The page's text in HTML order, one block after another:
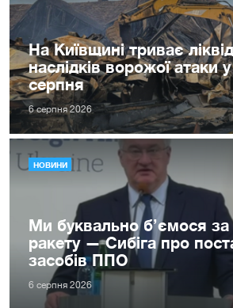
На Київщині триває
наслідків ворожої атаки
серпня
6 серпня 2026
НОВИНИ
Ми буквально б’ємося
ракету — Сибіга про
засобів ППО
6 серпня 2026